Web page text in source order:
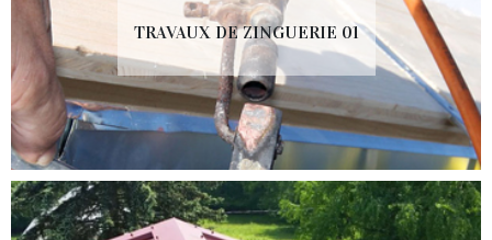
TRAVAUX DE ZINGUERIE 01